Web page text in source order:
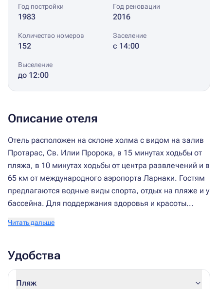
Год постройки
1983
Год реновации
2016
Количество номеров
152
Заселение
с 14:00
Выселение
до 12:00
Описание отеля
Отель расположен на склоне холма с видом на залив
Протарас, Св. Илии Пророка, в 15 минутах ходьбы от
пляжа, в 10 минутах ходьбы от центра развлечений и в
65 км от международного аэропорта Ларнаки. Гостям
предлагаются водные виды спорта, отдых на пляже и у
бассейна. Для поддержания здоровья и красоты...
Читать дальше
Удобства
Пляж